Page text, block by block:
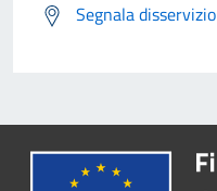
Segnala disservizio